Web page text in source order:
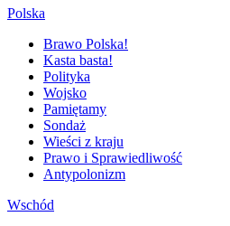
Polska
Brawo Polska!
Kasta basta!
Polityka
Wojsko
Pamiętamy
Sondaż
Wieści z kraju
Prawo i Sprawiedliwość
Antypolonizm
Wschód